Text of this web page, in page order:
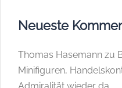
Neueste
Thomas Hasemann zu
Minifiguren,